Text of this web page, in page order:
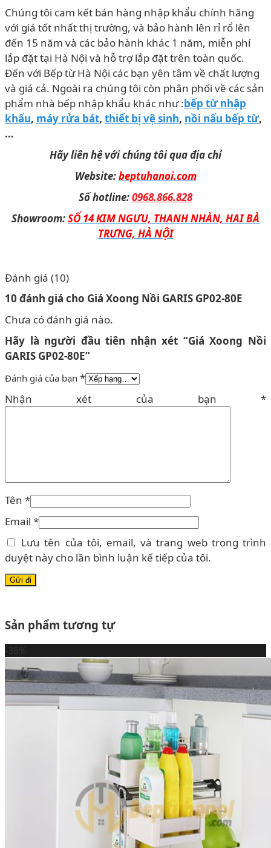
Chúng tôi cam kết bán hàng nhập khẩu chính hãng
với giá tốt nhất thị trường, và bảo hành lên rỉ rổ lên
đến 15 năm và các bảo hành khác 1 năm, miễn phí
lắp đặt tại Hà Nội và hỗ trợ lắp đặt trên toàn quốc.
Đến với Bếp từ Hà Nội các bạn yên tâm về chất lượng
và giá cả. Ngoài ra chúng tôi còn phân phối về các sản
phẩm nhà bếp nhập khẩu khác như :bếp từ nhập
khẩu, máy rửa bát, thiết bị vệ sinh, nồi nấu bếp từ,
…
Hãy liên hệ với chúng tôi qua địa chỉ
Website:beptuhanoi.com
Số hotline:0968.866.828
Showroom:SỐ 14 KIM NGƯU, THANH NHÀN, HAI BÀ
TRƯNG, HÀ NỘI
Đánh giá (10)
10 đánh giá cho Giá Xoong Nồi GARIS GP02-80E
Chưa có đánh giá nào.
Hãy là người đầu tiên nhận xét “Giá Xoong Nồi
GARIS GP02-80E”
Đánh giá của bạn *
Nhận xét của bạn *
Tên *
Email *
Lưu tên của tôi, email, và trang web trong trình
duyệt này cho lần bình luận kế tiếp của tôi.
Sản phẩm tương tự